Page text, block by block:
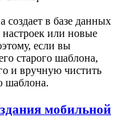
создает в базе данных
или новые
если вы
старого шаблона,
и вручную чистить
шаблона.
мобильной